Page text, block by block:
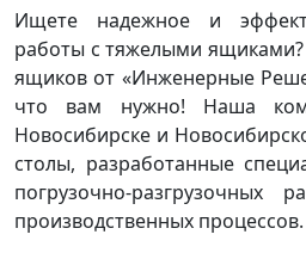
Ищете надежное и
работы с тяжелыми
ящиков от «Инженерные
что вам нужно! Наша
Новосибирске и
столы, разработанные
погрузочно-разгрузочных
производственных процессов.